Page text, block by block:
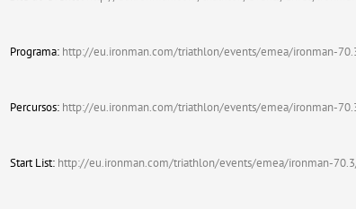
Programa: http://eu.ironman.com/triathlon/events/emea/ironman-
Percursos: http://eu.ironman.com/triathlon/events/emea/ironman-
Start List: http://eu.ironman.com/triathlon/events/emea/ironman-